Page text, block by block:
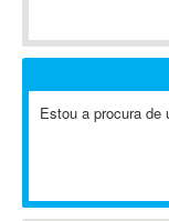
ABIS
Ableton
Ableton Live
Abstract Window
Estou a procura de